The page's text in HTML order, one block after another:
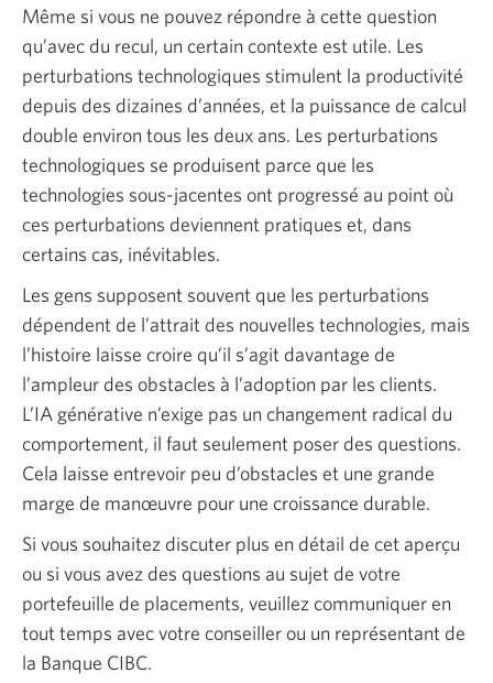
Même si vous ne pouvez répondre à cette question
qu’avec du recul, un certain contexte est utile. Les
perturbations technologiques stimulent la productivité
depuis des dizaines d’années, et la puissance de calcul
double environ tous les deux ans. Les perturbations
technologiques se produisent parce que les
technologies sous-jacentes ont progressé au point où
ces perturbations deviennent pratiques et, dans
certains cas, inévitables.
Les gens supposent souvent que les perturbations
dépendent de l’attrait des nouvelles technologies, mais
l’histoire laisse croire qu’il s’agit davantage de
l’ampleur des obstacles à l’adoption par les clients.
L’IA générative n’exige pas un changement radical du
comportement, il faut seulement poser des questions.
Cela laisse entrevoir peu d’obstacles et une grande
marge de manœuvre pour une croissance durable.
Si vous souhaitez discuter plus en détail de cet aperçu
ou si vous avez des questions au sujet de votre
portefeuille de placements, veuillez communiquer en
tout temps avec votre conseiller ou un représentant de
la Banque CIBC.